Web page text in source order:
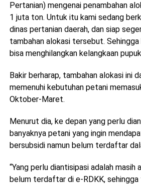
Pertanian) mengenai penambahan
1 juta ton. Untuk itu kami sedang
dinas pertanian daerah, dan siap
tambahan alokasi tersebut.
bisa menghilangkan kelangkaan
Bakir berharap, tambahan alokasi ini
memenuhi kebutuhan petani
Oktober-Maret.
Menurut dia, ke depan yang perlu
banyaknya petani yang ingin
bersubsidi namun belum terdaftar
“Yang perlu diantisipasi adalah masih
belum terdaftar di e-RDKK,